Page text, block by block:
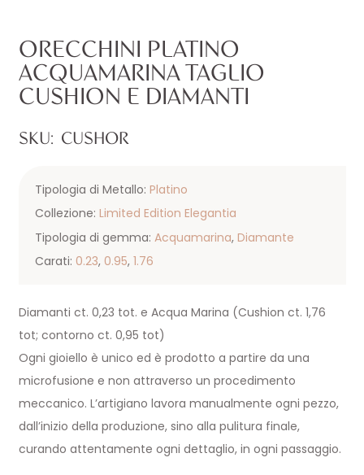
ORECCHINI PLATINO
ACQUAMARINA TAGLIO
CUSHION E DIAMANTI
SKU: CUSHOR
Tipologia di Metallo: Platino
Collezione: Limited Edition Elegantia
Tipologia di gemma: Acquamarina, Diamante
Carati: 0.23, 0.95, 1.76
Diamanti ct. 0,23 tot. e Acqua Marina (Cushion ct. 1,76
tot; contorno ct. 0,95 tot)
Ogni gioiello è unico ed è prodotto a partire da una
microfusione e non attraverso un procedimento
meccanico. L’artigiano lavora manualmente ogni pezzo,
dall’inizio della produzione, sino alla pulitura finale,
curando attentamente ogni dettaglio, in ogni passaggio.